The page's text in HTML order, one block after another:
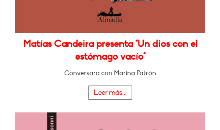
Matías Candeira presenta "Un dios con el
estómago vacío"
Conversará con Marina Patrón
Leer más...